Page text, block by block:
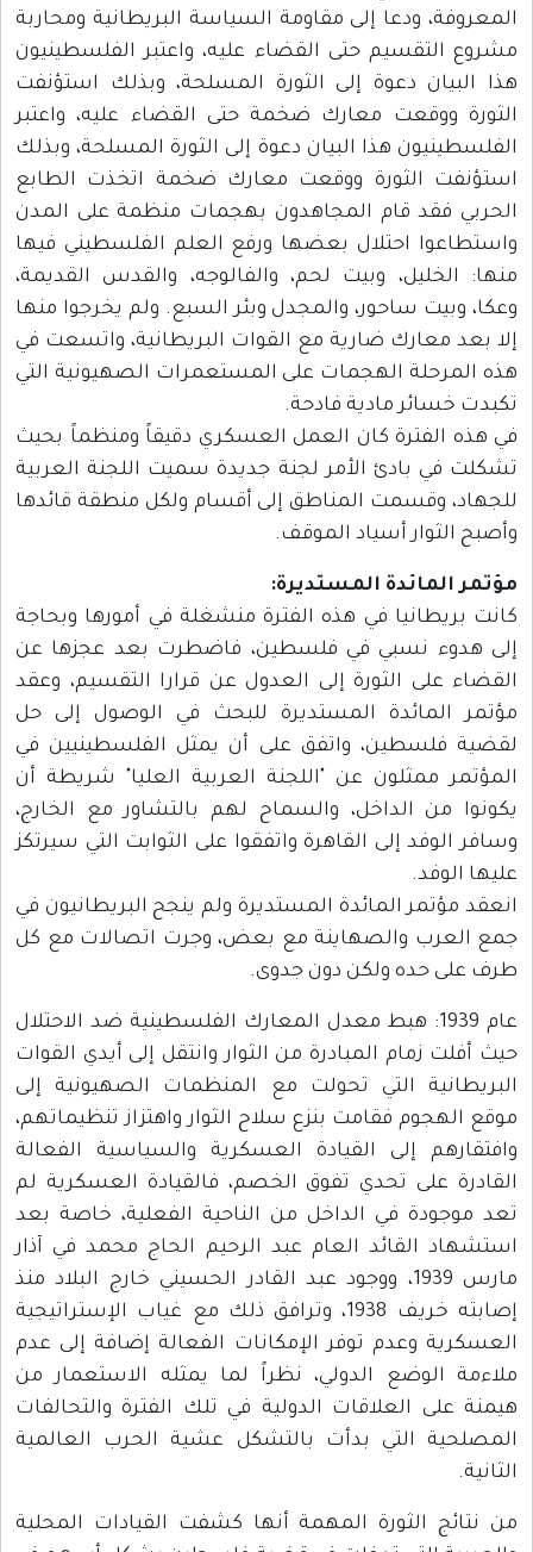
المعروفة، ودعا إلى مقاومة السياسة البريطانية ومحاربة
مشروع التقسيم حتى القضاء عليه، واعتبر الفلسطينيون
هذا البيان دعوة إلى الثورة المسلحة، وبذلك استؤنفت
الثورة ووقعت معارك ضخمة حتى القضاء عليه، واعتبر
الفلسطينيون هذا البيان دعوة إلى الثورة المسلحة، وبذلك
استؤنفت الثورة ووقعت معارك ضخمة اتخذت الطابع
الحربي فقد قام المجاهدون بهجمات منظمة على المدن
واستطاعوا احتلال بعضها ورفع العلم الفلسطيني فيها
منها: الخليل، وبيت لحم، والفالوجه، والقدس القديمة،
وعكا، وبيت ساحور، والمجدل وبئر السبع. ولم يخرجوا منها
إلا بعد معارك ضارية مع القوات البريطانية، واتسعت في
هذه المرحلة الهجمات على المستعمرات الصهيونية التي
تكبدت خسائر مادية فادحة.
في هذه الفترة كان العمل العسكري دقيقاً ومنظماً بحيث
تشكلت في بادئ الأمر لجنة جديدة سميت اللجنة العربية
للجهاد، وقسمت المناطق إلى أقسام ولكل منطقة قائدها
وأصبح الثوار أسياد الموقف.
مؤتمر المائدة المستديرة:
كانت بريطانيا في هذه الفترة منشغلة في أمورها وبحاجة
إلى هدوء نسبي في فلسطين، فاضطرت بعد عجزها عن
القضاء على الثورة إلى العدول عن قرارا التقسيم، وعقد
مؤتمر المائدة المستديرة للبحث في الوصول إلى حل
لقضية فلسطين، واتفق على أن يمثل الفلسطينيين في
المؤتمر ممثلون عن "اللجنة العربية العليا" شريطة أن
يكونوا من الداخل، والسماح لهم بالتشاور مع الخارج،
وسافر الوفد إلى القاهرة واتفقوا على الثوابت التي سيرتكز
عليها الوفد.
انعقد مؤتمر المائدة المستديرة ولم ينجح البريطانيون في
جمع العرب والصهاينة مع بعض، وجرت اتصالات مع كل
طرف على حده ولكن دون جدوى.
عام 1939: هبط معدل المعارك الفلسطينية ضد الاحتلال
حيث أفلت زمام المبادرة من الثوار وانتقل إلى أيدي القوات
البريطانية التي تحولت مع المنظمات الصهيونية إلى
موقع الهجوم فقامت بنزع سلاح الثوار واهتزاز تنظيماتهم،
وافتقارهم إلى القيادة العسكرية والسياسية الفعالة
القادرة على تحدي تفوق الخصم، فالقيادة العسكرية لم
تعد موجودة في الداخل من الناحية الفعلية، خاصة بعد
استشهاد القائد العام عبد الرحيم الحاج محمد في آذار
مارس 1939، ووجود عبد القادر الحسيني خارج البلاد منذ
إصابته خريف 1938، وترافق ذلك مع غياب الإستراتيجية
العسكرية وعدم توفر الإمكانات الفعالة إضافة إلى عدم
ملاءمة الوضع الدولي، نظراً لما يمثله الاستعمار من
هيمنة على العلاقات الدولية في تلك الفترة والتحالفات
المصلحية التي بدأت بالتشكل عشية الحرب العالمية
الثانية.
من نتائج الثورة المهمة أنها كشفت القيادات المحلية